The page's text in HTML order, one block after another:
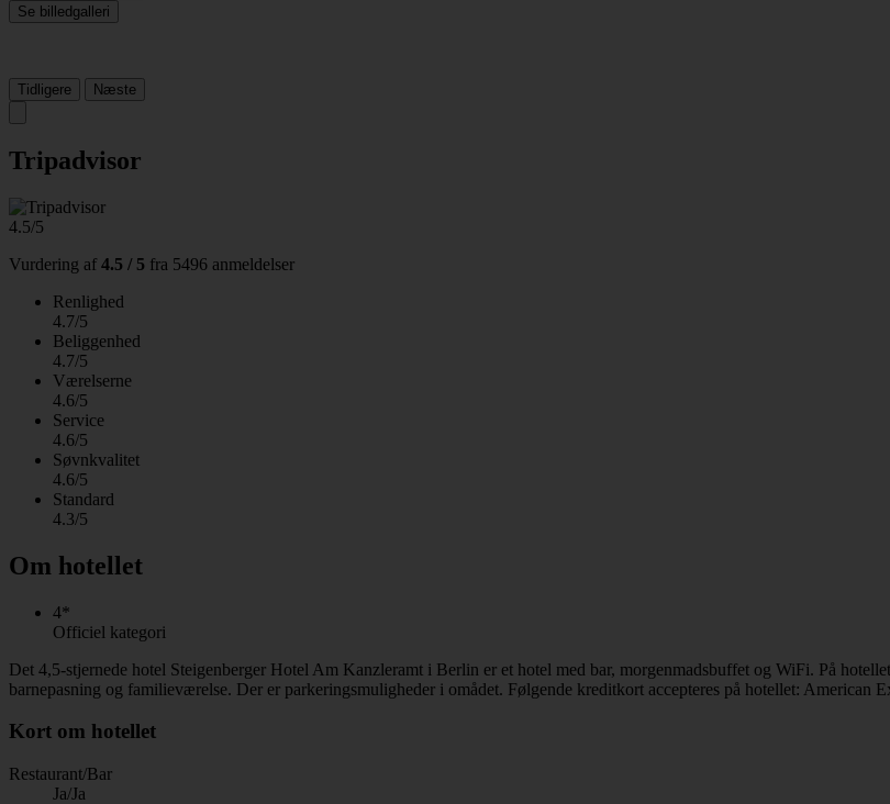
Se billedgalleri
Tidligere Næste
Tripadvisor
4.5/5
Vurdering af 4.5 / 5 fra 5496 anmeldelser
Renlighed
4.7/5
Beliggenhed
4.7/5
Værelserne
4.6/5
Service
4.6/5
Søvnkvalitet
4.6/5
Standard
4.3/5
Om hotellet
4*
Officiel kategori
Det 4,5-stjernede hotel Steigenberger Hotel Am Kanzleramt i Berlin er et hotel med bar, morgenmadsbuffet og WiFi. På
barnepasning og familieværelse. Der er parkeringsmuligheder i omådet. Følgende kreditkort accepteres på hotellet: American
Kort om hotellet
Restaurant/Bar
Ja/Ja